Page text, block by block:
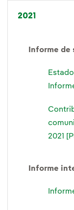
2021
Informe de
2021
Informe